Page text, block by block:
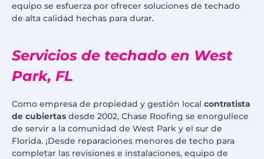
equipo se esfuerza por ofrecer soluciones de techado
de alta calidad hechas para durar.
Servicios de techado en West
Park, FL
Como empresa de propiedad y gestión local contratista
de cubiertas desde 2002, Chase Roofing se enorgullece
de servir a la comunidad de West Park y el sur de
Florida. ¡Desde reparaciones menores de techo para
completar las revisiones e instalaciones, equipo de